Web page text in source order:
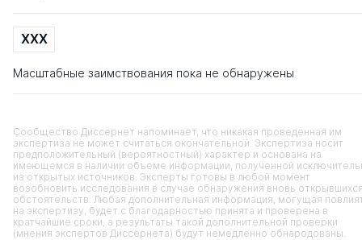
XXX
Масштабные заимствования пока не обнаружены
Сообщество Диссернет напоминает, что никакая проведенная им
экспертиза не может считаться окончательной. Экспертиза носит
предположительный (вероятностный) характер и основана на
имеющемся в наличии объеме информации, полученной
из открытых источников. Эксперты готовы в любой момент
возобновить исследования в случае обнаружения вновь
обстоятельств. Любая дополнительная информация, могущая
на экспертизу, будет с благодарностью принята и проверена в
кратчайшие сроки, а результаты такой дополнительной проверки
(мнения экспертов Диссернета) будут немедленно обнародованы.